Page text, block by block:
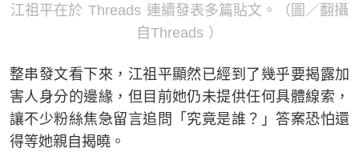
江祖平在於 Threads 連續發表多篇貼文。（圖／翻攝
自Threads ）
整串發文看下來，江祖平顯然已經到了幾乎要揭露加
害人身分的邊緣，但目前她仍未提供任何具體線索，
讓不少粉絲焦急留言追問「究竟是誰？」答案恐怕還
得等她親自揭曉。